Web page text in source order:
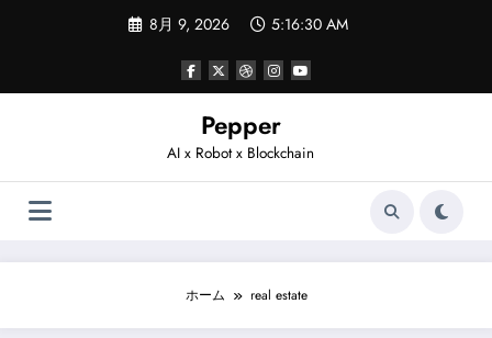
ツ
8月 9, 2026 5:16:30 AM
Pepper
AI x Robot x Blockchain
ホーム real estate